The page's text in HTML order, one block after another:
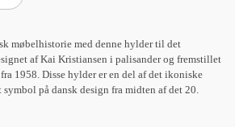
møbelhistorie med denne hylder til det
af Kai Kristiansen i palisander og fremstillet
1958. Disse hylder er en del af det ikoniske
symbol på dansk design fra midten af det 20.